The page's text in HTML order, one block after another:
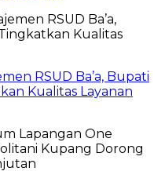
RSUD Ba’a, Bupati
Kualitas Layanan